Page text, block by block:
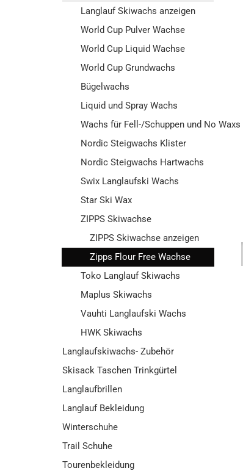
Langlauf Skiwachs anzeigen
World Cup Pulver Wachse
World Cup Liquid Wachse
World Cup Grundwachs
Bügelwachs
Liquid und Spray Wachs
Wachs für Fell-/Schuppen und No Waxski
Nordic Steigwachs Klister
Nordic Steigwachs Hartwachs
Swix Langlaufski Wachs
Star Ski Wax
ZIPPS Skiwachse
ZIPPS Skiwachse anzeigen
Zipps Flour Free Wachse
Toko Langlauf Skiwachs
Maplus Skiwachs
Vauhti Langlaufski Wachs
HWK Skiwachs
Langlaufskiwachs- Zubehör
Skisack Taschen Trinkgürtel
Langlaufbrillen
Langlauf Bekleidung
Winterschuhe
Trail Schuhe
Tourenbekleidung